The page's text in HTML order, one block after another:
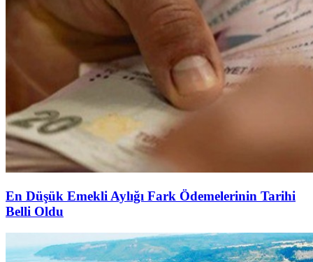
En Düşük Emekli Aylığı Fark Ödemelerinin Tarihi
Belli Oldu